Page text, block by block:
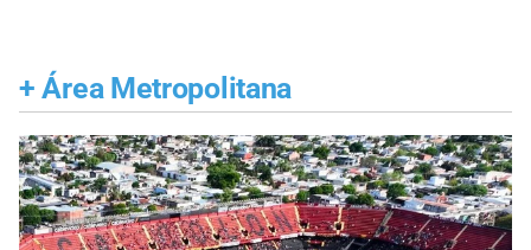
+ Área Metropolitana